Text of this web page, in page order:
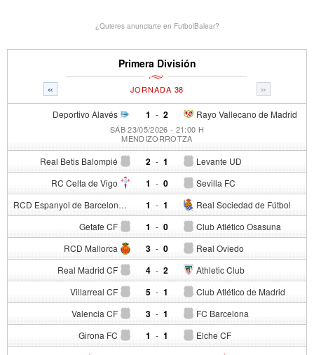
¿Quieres anunciarte en FutbolBalear?
Primera División
« »
JORNADA 38
Deportivo Alavés 1 - Rayo Vallecano de Madrid
2
SÁB 23/05/2026 - 21:00 H
MENDIZORROTZA
Real Betis Balompié 2 - Levante UD
1
RC Celta de Vigo 1 - Sevilla FC
0
RCD Espanyol de Barcelona 1 - Real Sociedad de Fútbol
1
Getafe CF 1 - Club Atlético Osasuna
0
RCD Mallorca 3 - Real Oviedo
0
Real Madrid CF 4 - Athletic Club
2
Villarreal CF 5 - Club Atlético de Madrid
1
Valencia CF 3 - FC Barcelona
1
Girona FC 1 - Elche CF
1